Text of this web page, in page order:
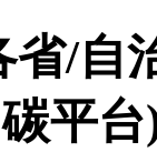
/自
平台